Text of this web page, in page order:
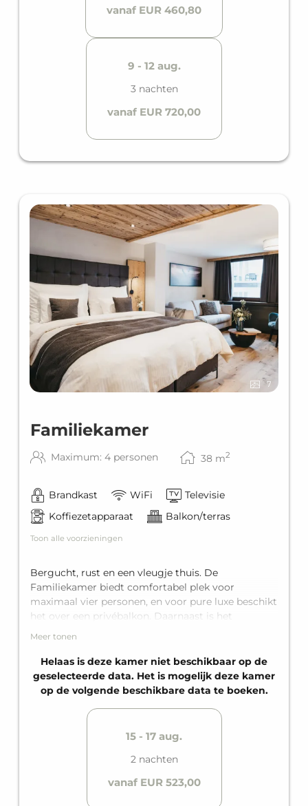
vanaf EUR 460,80
9 - 12 aug.
3 nachten
vanaf EUR 720,00
7
Familiekamer
Maximum: 4 personen 38 m2
Brandkast WiFi
Televisie
Koffiezetapparaat
Balkon/terras
Toon alle voorzieningen
Bergucht, rust en een vleugje thuis. De
Familiekamer biedt comfortabel plek voor
maximaal vier personen, en voor pure luxe beschikt
het over een privébalkon. Daarnaast is het
uitgerust met een eigen badkamer (afhankelijk van
en daarnaast nog een comfortabele slaapbank voor
twee personen in de woonruimte.
* De getoonde foto's zijn voorbeelden. Binnen de
betreffende kamercategorie kunnen er kleine
Meer tonen
Helaas is deze kamer niet beschikbaar op de
geselecteerde data. Het is mogelijk deze kamer
op de volgende beschikbare data te boeken.
15 - 17 aug.
2 nachten
vanaf EUR 523,00